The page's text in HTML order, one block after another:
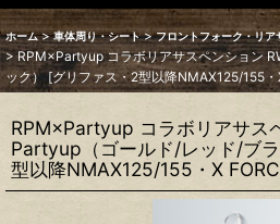
ホーム > 車体周り・シート > フロントフォーク・リア
> RPM×Partyup コラボリアサスペンション
ック） [グリファス・2型以降NMAX125/155・
RPM×Partyup コラボリアサス
Partyup（ゴールド/レッド/ブ
型以降NMAX125/155・X